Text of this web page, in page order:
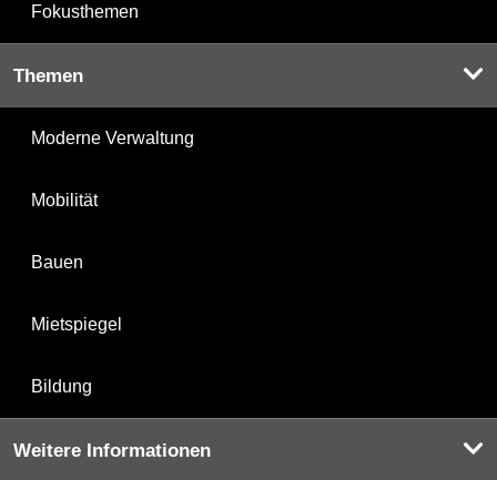
Fokusthemen
Themen
Moderne Verwaltung
Mobilität
Bauen
Mietspiegel
Bildung
Weitere Informationen